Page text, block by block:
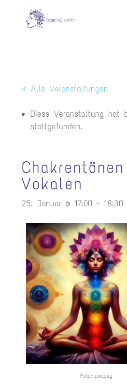
« Alle Veranstaltungen
Diese Veranstaltung hat
stattgefunden.
Vokalen
25. Januar @ 17:00 - 18:30
Foto: pixabay